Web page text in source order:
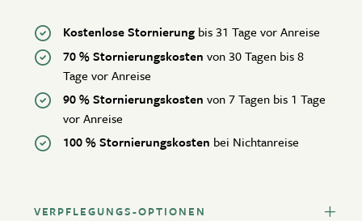
Kostenlose Stornierungbis 31 Tage vor Anreise
70 % Stornierungskosten von 30 Tagen bis 8
Tage vor Anreise
90 % Stornierungskosten von 7 Tagen bis 1 Tage
vor Anreise
100 % Stornierungskosten bei Nichtanreise
VERPFLEGUNGS-OPTIONEN